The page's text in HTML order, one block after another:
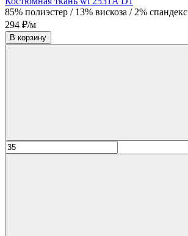
85% полиэстер / 13% вискоза / 2% спандекс
294 ₽/м
В корзину